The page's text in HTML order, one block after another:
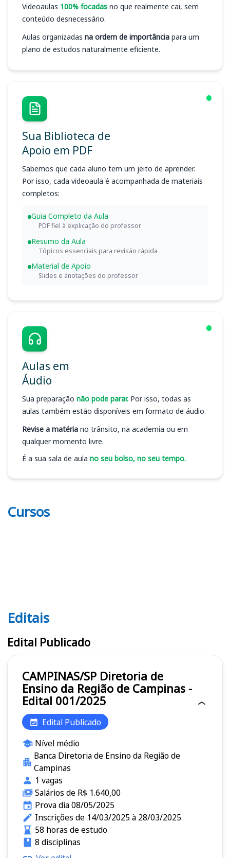
Videoaulas 100% focadas no que realmente cai, sem
conteúdo desnecessário.
Aulas organizadas na ordem de importância para um
plano de estudos naturalmente eficiente.
Sua Biblioteca de
Apoio em PDF
Sabemos que cada aluno tem um jeito de aprender.
Por isso, cada videoaula é acompanhada de materiais
completos:
Guia Completo da Aula
PDF fiel à explicação do professor
Resumo da Aula
Tópicos essenciais para revisão rápida
Material de Apoio
Slides e anotações do professor
Aulas em
Áudio
Sua preparação não pode parar. Por isso, todas as
aulas também estão disponíveis em formato de áudio.
Revise a matéria no trânsito, na academia ou em
qualquer momento livre.
É a sua sala de aula no seu bolso, no seu tempo.
Cursos
Editais
Editais
Edital Publicado
CAMPINAS/SP Diretoria de
Ensino da Região de Campinas -
Edital 001/2025
Edital Publicado
Nível médio
Banca Diretoria de Ensino da Região de
Campinas
1 vagas
Salários de R$ 1.640,00
Prova dia 08/05/2025
Inscrições de 14/03/2025 à 28/03/2025
58 horas de estudo
8 disciplinas